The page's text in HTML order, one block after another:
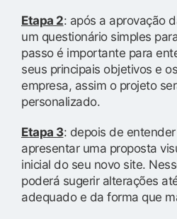
Etapa 2: após a aprovação
um questionário simples
passo é importante para
seus principais objetivos e
empresa, assim o projeto
personalizado.
Etapa 3: depois de
apresentar uma proposta
inicial do seu novo site.
poderá sugerir alterações
adequado e da forma que